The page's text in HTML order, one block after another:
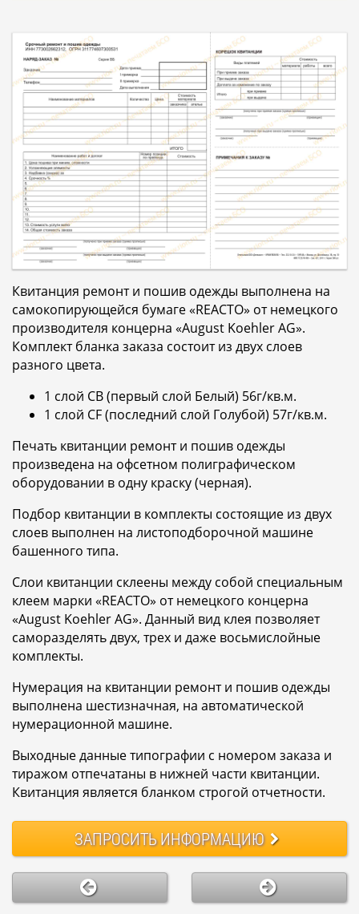
Квитанция ремонт и пошив одежды выполнена на
самокопирующейся бумаге «REACTO» от немецкого
производителя концерна «August Koehler AG».
Комплект бланка заказа состоит из двух слоев
разного цвета.
1 слой CB (первый слой Белый) 56г/кв.м.
1 слой CF (последний слой Голубой) 57г/кв.м.
Печать квитанции ремонт и пошив одежды
произведена на офсетном полиграфическом
оборудовании в одну краску (черная).
Подбор квитанции в комплекты состоящие из двух
слоев выполнен на листоподборочной машине
башенного типа.
Слои квитанции склеены между собой специальным
клеем марки «REACTO» от немецкого концерна
«August Koehler AG». Данный вид клея позволяет
саморазделять двух, трех и даже восьмислойные
комплекты.
Нумерация на квитанции ремонт и пошив одежды
выполнена шестизначная, на автоматической
нумерационной машине.
Выходные данные типографии с номером заказа и
тиражом отпечатаны в нижней части квитанции.
Квитанция является бланком строгой отчетности.
ЗАПРОСИТЬИНФОРМАЦИЮ